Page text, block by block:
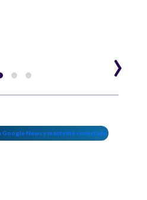
›
Google News y mantente conectado